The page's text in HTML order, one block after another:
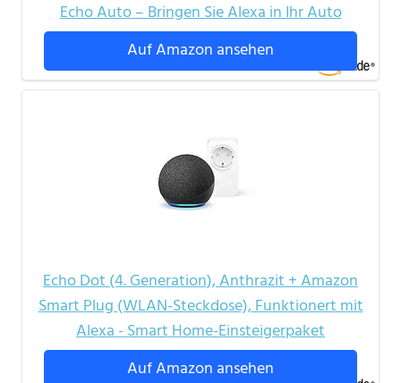
Echo Auto – Bringen Sie Alexa in Ihr Auto
Auf Amazon ansehen
Echo Dot (4. Generation), Anthrazit + Amazon
Smart Plug (WLAN-Steckdose), Funktionert mit
Alexa - Smart Home-Einsteigerpaket
Auf Amazon ansehen